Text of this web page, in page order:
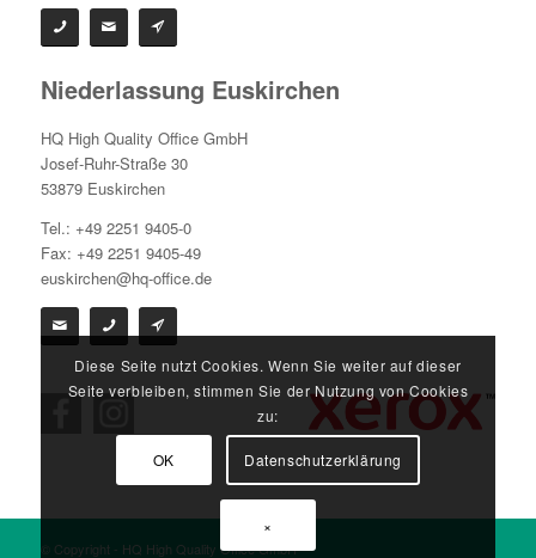
Niederlassung Euskirchen
HQ High Quality Office GmbH
Josef-Ruhr-Straße 30
53879 Euskirchen
Tel.: +49 2251 9405-0
Fax: +49 2251 9405-49
euskirchen@hq-office.de
© Copyright - HQ High Quality Office GmbH
Diese Seite nutzt Cookies. Wenn Sie weiter auf dieser
Seite verbleiben, stimmen Sie der Nutzung von Cookies
zu:
OK Datenschutzerklärung
×